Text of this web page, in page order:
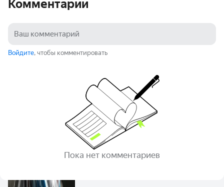
Комментарии
Войдите, чтобы комментировать
Пока нет комментариев